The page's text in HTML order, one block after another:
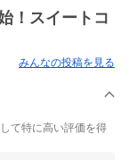
！スイートコ
みんなの投稿を見る
て特に高い評価を得